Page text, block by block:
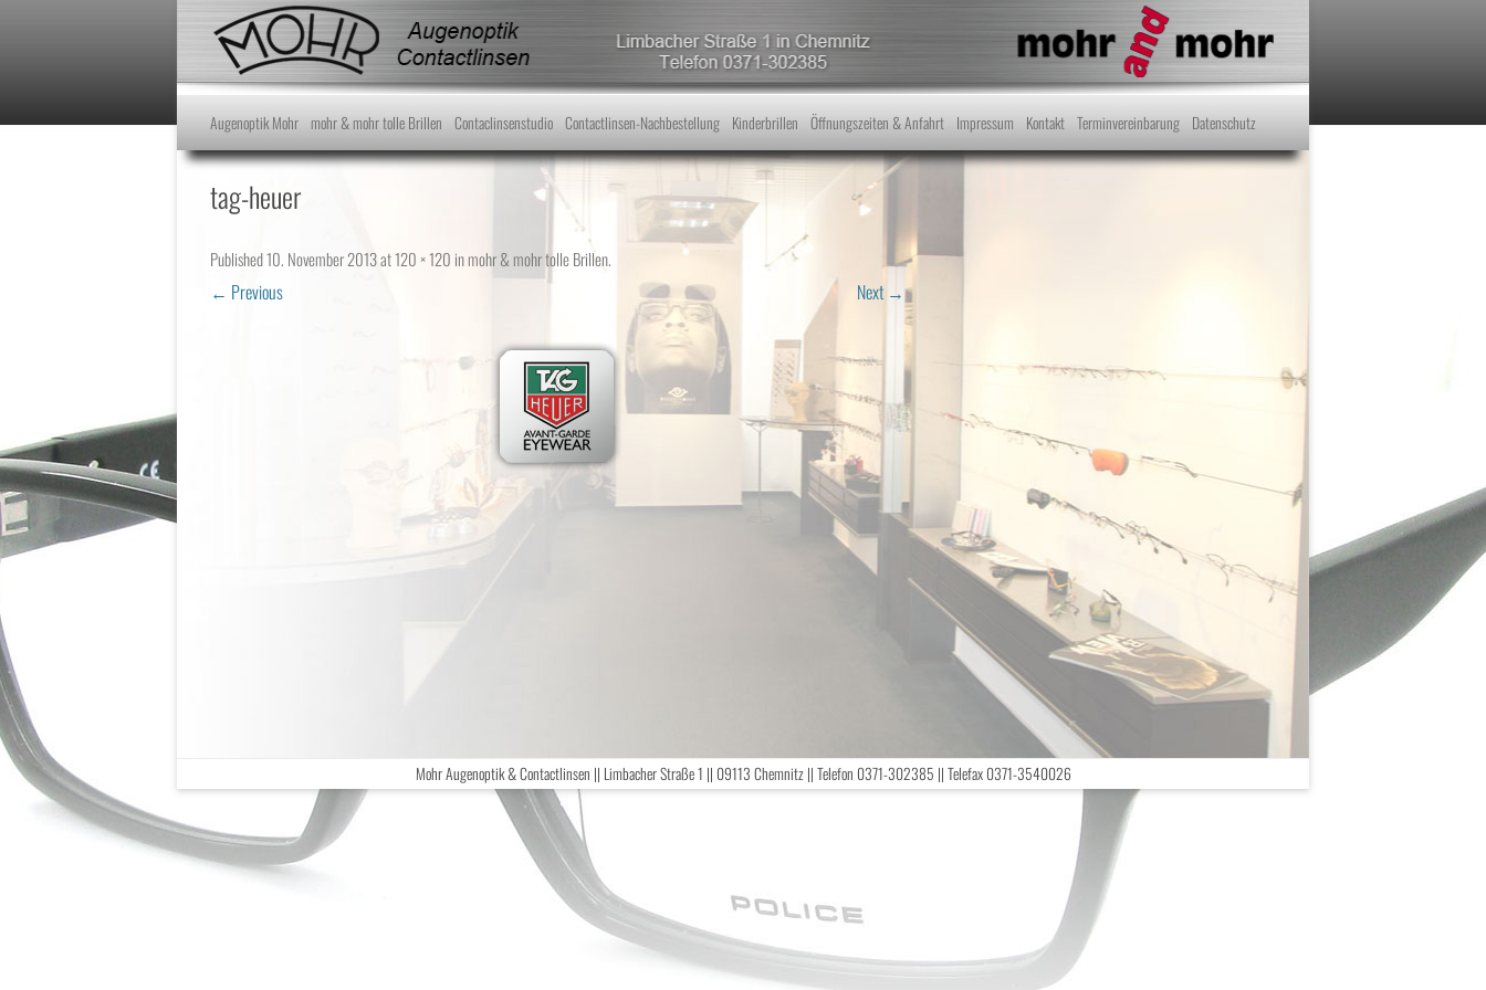
Skip to content
Augenoptik Mohr mohr & mohr tolle Brillen Contaclinsenstudio Contactlinsen-Nachbestellung Kinderbrillen Öffnungszeiten & Anfahrt Impressum Kontakt Terminvereinbarung Datenschutz
tag-heuer
Published10. November 2013at120 × 120 inmohr & mohr tolle Brillen.
← Previous Next →
Mohr Augenoptik & Contactlinsen || Limbacher Straße 1 || 09113 Chemnitz || Telefon 0371-302385 || Telefax 0371-3540026